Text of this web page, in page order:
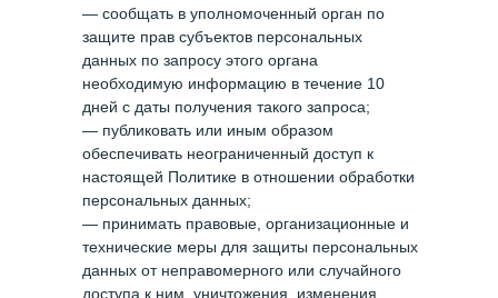
— сообщать в уполномоченный орган по
защите прав субъектов персональных
данных по запросу этого органа
необходимую информацию в течение 10
дней с даты получения такого запроса;
— публиковать или иным образом
обеспечивать неограниченный доступ к
настоящей Политике в отношении обработки
персональных данных;
— принимать правовые, организационные и
технические меры для защиты персональных
данных от неправомерного или случайного
доступа к ним, уничтожения, изменения,